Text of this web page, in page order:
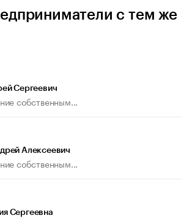
с тем же
Сергеевич
собственным...
Алексеевич
собственным...
Сергеевна